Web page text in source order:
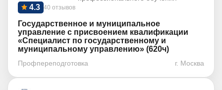
40 отзывов
4.3
Государственное и муниципальное
управление с присвоением квалификации
«Специалист по государственному и
муниципальному управлению» (620ч)
Профпереподготовка г. Москва